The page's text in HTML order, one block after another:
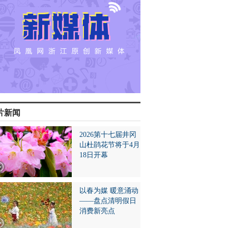
新闻
2026第十七届井冈
山杜鹃花节将于4月
18日开幕
以春为媒 暖意涌动
——盘点清明假日
消费新亮点